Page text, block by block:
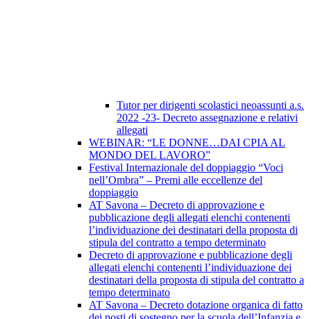
Tutor per dirigenti scolastici neoassunti a.s.
2022 -23- Decreto assegnazione e relativi
allegati
WEBINAR: “LE DONNE…DAI CPIA AL
MONDO DEL LAVORO”
Festival Internazionale del doppiaggio “Voci
nell’Ombra” – Premi alle eccellenze del
doppiaggio
AT Savona – Decreto di approvazione e
pubblicazione degli allegati elenchi contenenti
l’individuazione dei destinatari della proposta di
stipula del contratto a tempo determinato
Decreto di approvazione e pubblicazione degli
allegati elenchi contenenti l’individuazione dei
destinatari della proposta di stipula del contratto a
tempo determinato
AT Savona – Decreto dotazione organica di fatto